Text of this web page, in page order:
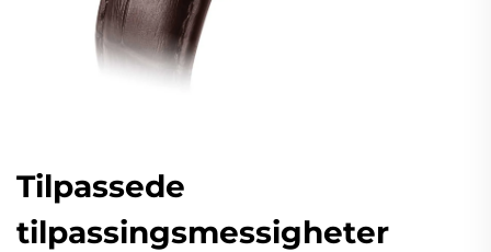
Tilpassede
tilpassingsmessigheter